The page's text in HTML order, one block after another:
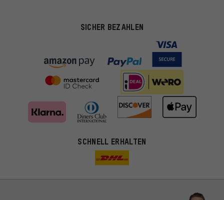
SICHER BEZAHLEN
SCHNELL ERHALTEN